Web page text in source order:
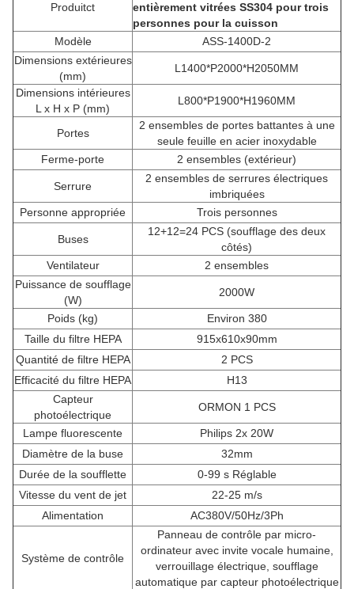
Produitct
entièrement vitrées SS304 pour trois
personnes pour la cuisson
Modèle
ASS-1400D-2
Dimensions extérieures
(mm)
L1400*P2000*H2050MM
Dimensions intérieures
L x H x P (mm)
L800*P1900*H1960MM
Portes
2 ensembles de portes battantes à une
seule feuille en acier inoxydable
Ferme-porte
2 ensembles (extérieur)
Serrure
2 ensembles de serrures électriques
imbriquées
Personne appropriée
Trois personnes
Buses
12+12=24 PCS (soufflage des deux
côtés)
Ventilateur
2 ensembles
Puissance de soufflage
(W)
2000W
Poids (kg)
Environ 380
Taille du filtre HEPA
915x610x90mm
Quantité de filtre HEPA
2 PCS
Efficacité du filtre HEPA
H13
Capteur
photoélectrique
ORMON 1 PCS
Lampe fluorescente
Philips 2x 20W
Diamètre de la buse
32mm
Durée de la soufflette
0-99 s Réglable
Vitesse du vent de jet
22-25 m/s
Alimentation
AC380V/50Hz/3Ph
Système de contrôle
Panneau de contrôle par micro-
ordinateur avec invite vocale humaine,
verrouillage électrique, soufflage
automatique par capteur photoélectrique